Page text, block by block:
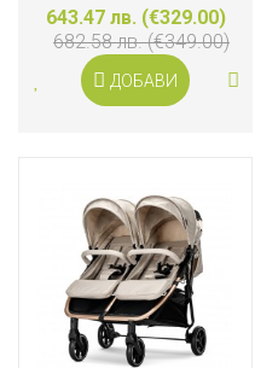
643.47 лв. (€329.00)
682.58 лв. (€349.00)
ДОБАВИ